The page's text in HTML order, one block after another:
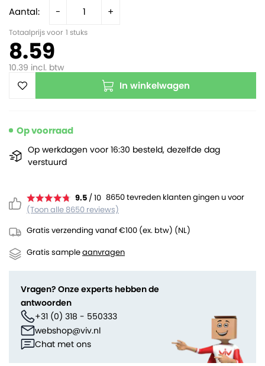
Aantal: - +
Totaalprijs voor 1 stuks
8.59
10.39 incl. btw
In winkelwagen
9.5 / 10 8650 tevreden klanten gingen u voor
(Toon alle 8650 reviews)
Gratis verzending vanaf €100 (ex. btw) (NL)
Gratis sampleaanvragen
Op voorraad
Op werkdagen voor 16:30 besteld, dezelfde dag
verstuurd
Vragen? Onze experts hebben de
antwoorden
+31 (0) 318 - 550333
webshop@viv.nl
Chat met ons